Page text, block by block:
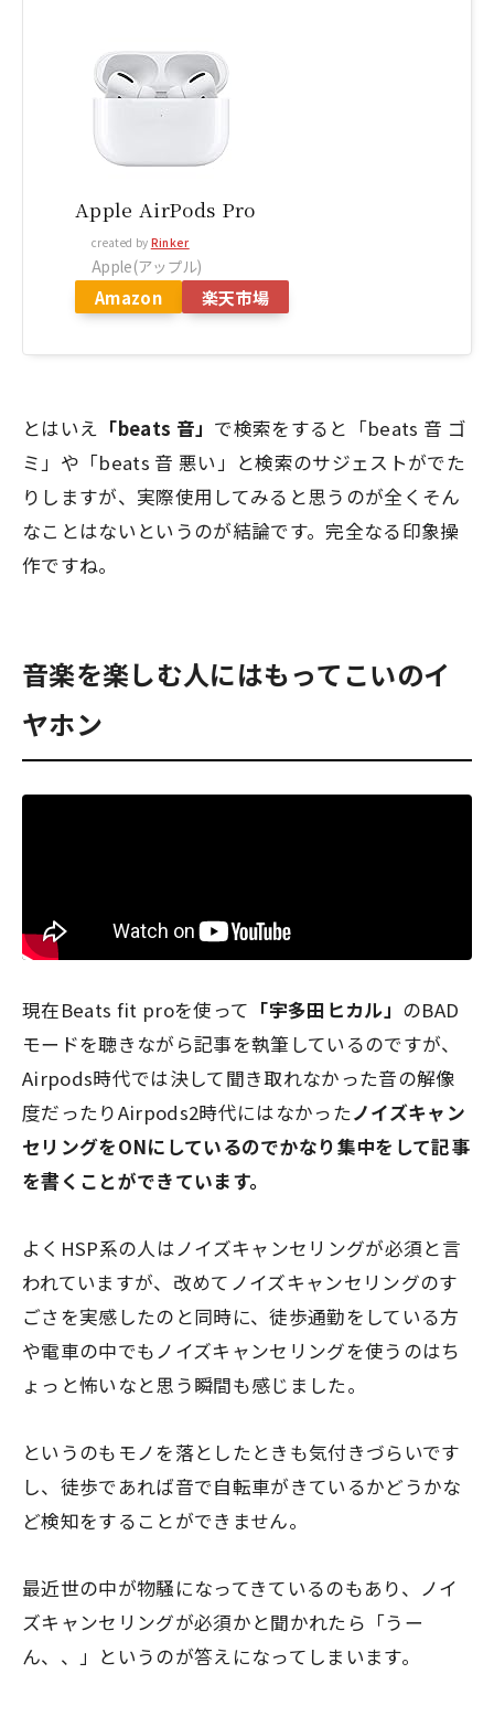
Apple AirPods Pro
created by Rinker
Apple(アップル)
Amazon 楽天市場
とはいえ 「beats 音」 で検索をすると 「beats 音 ゴ
ミ」や「beats 音 悪い」 と検索のサジェストがでた
りしますが、実際使用してみると思うのが全くそん
なことはないというのが結論です。完全なる印象操
作ですね。
音楽を楽しむ人にはもってこいのイ
ヤホン
現在Beats fit proを使って 「宇多田ヒカル」 のBAD
モードを聴きながら記事を執筆しているのですが、
Airpods時代では決して聞き取れなかった音の解像
度だったりAirpods2時代にはなかったノイズキャン
セリングをONにしているのでかなり集中をして記事
を書くことができています。
よくHSP系の人はノイズキャンセリングが必須と言
われていますが、改めてノイズキャンセリングのす
ごさを実感したのと同時に、徒歩通勤をしている方
や電車の中でもノイズキャンセリングを使うのはち
ょっと怖いなと思う瞬間も感じました。
というのもモノを落としたときも気付きづらいです
し、徒歩であれば音で自転車がきているかどうかな
ど検知をすることができません。
最近世の中が物騒になってきているのもあり、ノイ
ズキャンセリングが必須かと聞かれたら「うー
ん、、」というのが答えになってしまいます。